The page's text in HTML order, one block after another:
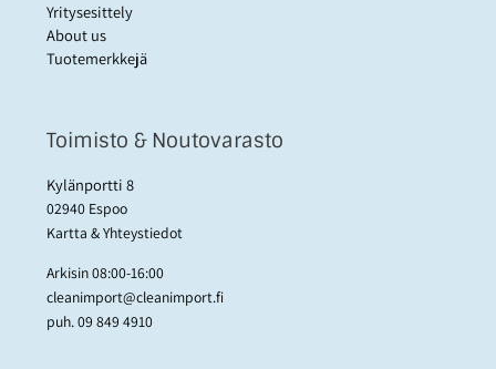
Yritysesittely
About us
Tuotemerkkejä
Toimisto & Noutovarasto
Kylänportti 8
02940 Espoo
Kartta & Yhteystiedot
Arkisin 08:00-16:00
cleanimport@cleanimport.fi
puh.09 849 4910